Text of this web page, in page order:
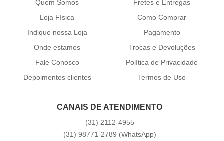
Quem Somos
Loja Física
Indique nossa Loja
Onde estamos
Fale Conosco
Depoimentos clientes
Fretes e Entregas
Como Comprar
Pagamento
Trocas e Devoluções
Política de Privacidade
Termos de Uso
CANAIS DE ATENDIMENTO
(31) 2112-4955
(31) 98771-2789 (WhatsApp)